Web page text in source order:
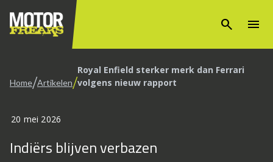
search menu
Home/Artikelen/Royal Enfield sterker merk dan Ferrari
volgens nieuw rapport
20 mei 2026
Indiërs blijven verbazen